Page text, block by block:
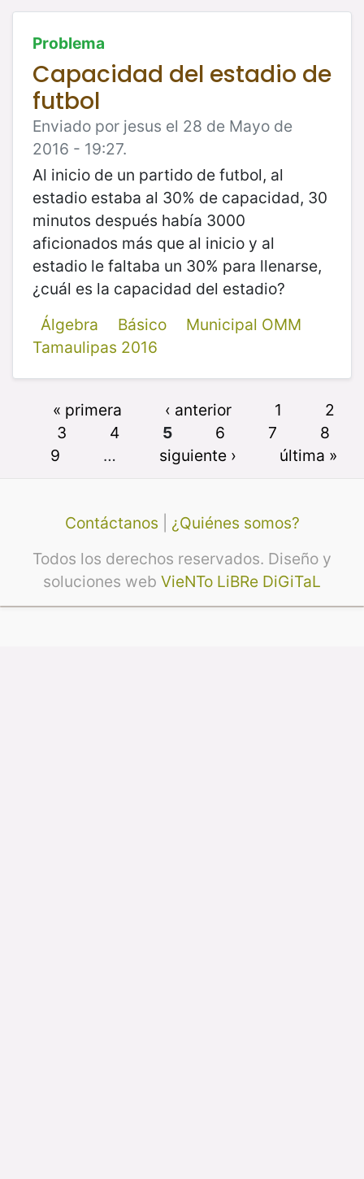
Problema
Capacidad del estadio de
futbol
Enviado por jesus el 28 de Mayo de
2016 - 19:27.
Al inicio de un partido de futbol, al
estadio estaba al 30% de capacidad, 30
minutos después había 3000
aficionados más que al inicio y al
estadio le faltaba un 30% para llenarse,
¿cuál es la capacidad del estadio?
Álgebra
Básico
Municipal OMM
Tamaulipas 2016
« primera ‹ anterior 1
2
3
4 5 6 7
8
9
… siguiente › última »
Contáctanos
¿Quiénes somos?
Todos los derechos reservados. Diseño y
soluciones web VieNTo LiBRe DiGiTaL